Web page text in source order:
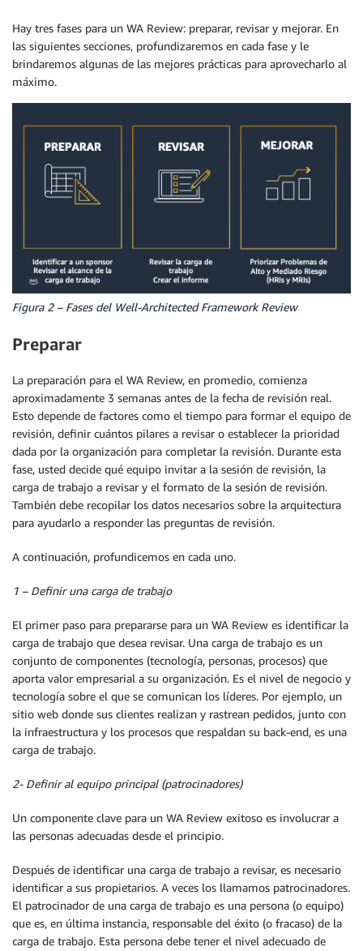
Hay tres fases para un WA Review: preparar, revisar y mejorar. En
las siguientes secciones, profundizaremos en cada fase y le
brindaremos algunas de las mejores prácticas para aprovecharlo al
máximo.
Figura 2 – Fases del Well-Architected Framework Review
Preparar
La preparación para el WA Review, en promedio, comienza
aproximadamente 3 semanas antes de la fecha de revisión real.
Esto depende de factores como el tiempo para formar el equipo de
revisión, definir cuántos pilares a revisar o establecer la prioridad
dada por la organización para completar la revisión. Durante esta
fase, usted decide qué equipo invitar a la sesión de revisión, la
carga de trabajo a revisar y el formato de la sesión de revisión.
También debe recopilar los datos necesarios sobre la arquitectura
para ayudarlo a responder las preguntas de revisión.
A continuación, profundicemos en cada uno.
1 – Definir una carga de trabajo
El primer paso para prepararse para un WA Review es identificar la
carga de trabajo que desea revisar. Una carga de trabajo es un
conjunto de componentes (tecnología, personas, procesos) que
aporta valor empresarial a su organización. Es el nivel de negocio y
tecnología sobre el que se comunican los líderes. Por ejemplo, un
sitio web donde sus clientes realizan y rastrean pedidos, junto con
la infraestructura y los procesos que respaldan su back-end, es una
carga de trabajo.
2- Definir al equipo principal (patrocinadores)
Un componente clave para un WA Review exitoso es involucrar a
las personas adecuadas desde el principio.
Después de identificar una carga de trabajo a revisar, es necesario
identificar a sus propietarios. A veces los llamamos patrocinadores.
El patrocinador de una carga de trabajo es una persona (o equipo)
que es, en última instancia, responsable del éxito (o fracaso) de la
carga de trabajo. Esta persona debe tener el nivel adecuado de